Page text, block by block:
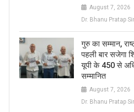
August 7, 2026
Dr. Bhanu Pratap
​गुरु का सम्मान,
पहली बार सजेगा
यूपी के 450 से
सम्मानित
August 7, 2026
Dr. Bhanu Pratap